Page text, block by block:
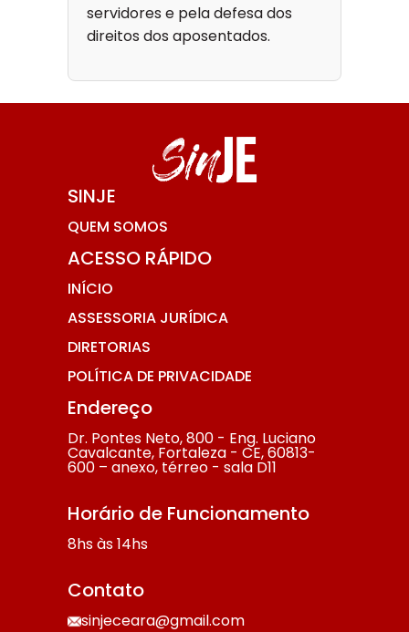
servidores e pela defesa dos
direitos dos aposentados.
SINJE
QUEM SOMOS
ACESSO RÁPIDO
INÍCIO
ASSESSORIA JURÍDICA
DIRETORIAS
POLÍTICA DE PRIVACIDADE
Endereço
Dr. Pontes Neto, 800 - Eng. Luciano
Cavalcante, Fortaleza - CE, 60813-
600 – anexo, térreo - sala D11
Horário de Funcionamento
8hs às 14hs
Contato
sinjeceara@gmail.com